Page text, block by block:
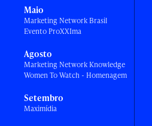
Maio
Marketing Network Brasil
Evento ProXXIma
Agosto
Marketing Network Knowledge
Women To Watch - Homenagem
Setembro
Maximídia